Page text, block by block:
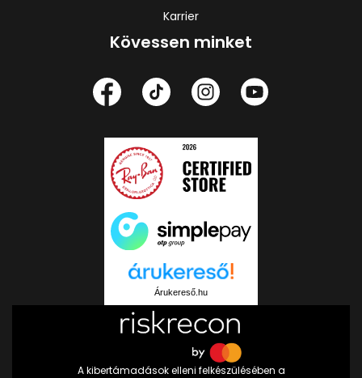
Karrier
Kövessen minket
Árukereső.hu
A kibertámadások elleni felkészülésében a